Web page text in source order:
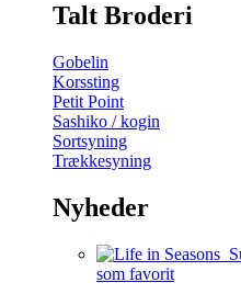
Talt Broderi
Gobelin
Korssting
Petit Point
Sashiko / kogin
Sortsyning
Trækkesyning
Nyheder
som favorit